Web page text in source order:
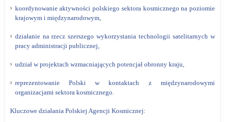
koordynowanie aktywności polskiego sektora kosmicznego na poziomie
krajowym i międzynarodowym,
działanie na rzecz szerszego wykorzystania technologii satelitarnych w
pracy administracji publicznej,
udział w projektach wzmacniających potencjał obronny kraju,
reprezentowanie Polski w kontaktach z międzynarodowymi
organizacjami sektora kosmicznego.
Kluczowe działania Polskiej Agencji Kosmicznej: